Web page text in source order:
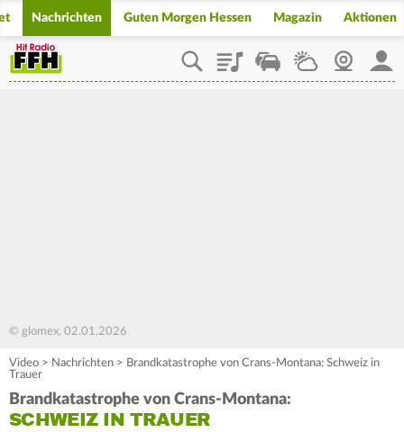
Nachrichten Guten Morgen Hessen Magazin Aktionen
PlaylistStaupilotWetterWebcam
© glomex, 02.01.2026
Video > Nachrichten > Brandkatastrophe von Crans-Montana: Schweiz in
Trauer
Brandkatastrophe von Crans-Montana:
SCHWEIZ IN TRAUER